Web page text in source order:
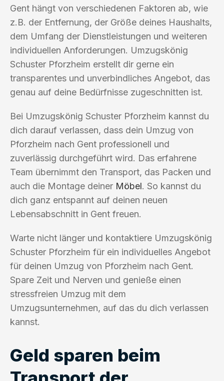
Gent hängt von verschiedenen Faktoren ab, wie
z.B. der Entfernung, der Größe deines Haushalts,
dem Umfang der Dienstleistungen und weiteren
individuellen Anforderungen. Umzugskönig
Schuster Pforzheim erstellt dir gerne ein
transparentes und unverbindliches Angebot, das
genau auf deine Bedürfnisse zugeschnitten ist.
Bei Umzugskönig Schuster Pforzheim kannst du
dich darauf verlassen, dass dein Umzug von
Pforzheim nach Gent professionell und
zuverlässig durchgeführt wird. Das erfahrene
Team übernimmt den Transport, das Packen und
auch die Montage deiner Möbel. So kannst du
dich ganz entspannt auf deinen neuen
Lebensabschnitt in Gent freuen.
Warte nicht länger und kontaktiere Umzugskönig
Schuster Pforzheim für ein individuelles Angebot
für deinen Umzug von Pforzheim nach Gent.
Spare Zeit und Nerven und genieße einen
stressfreien Umzug mit dem
Umzugsunternehmen, auf das du dich verlassen
kannst.
Geld sparen beim